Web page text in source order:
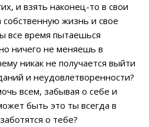
и взять наконец-то в свои
собственную жизнь и свое
все время пытаешься
ничего не меняешь в
никак не получается выйти
и неудовлетворенности?
всем, забывая о себе и
быть это ты всегда в
о тебе?